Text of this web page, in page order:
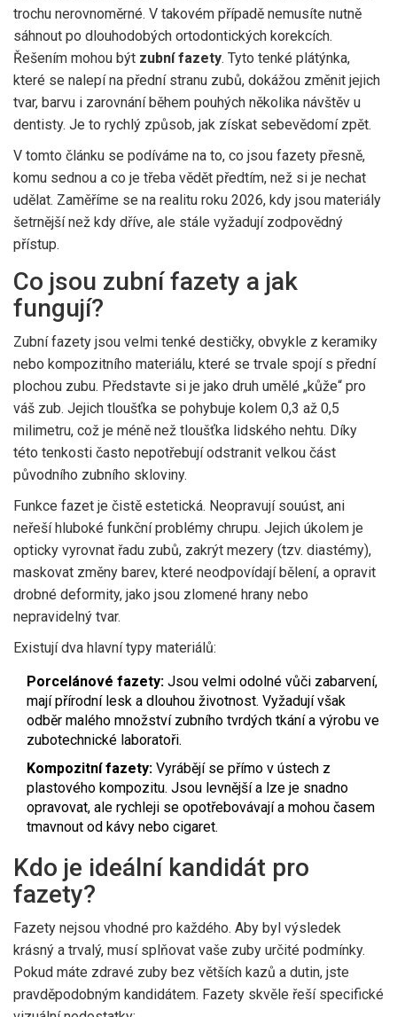
trochu nerovnoměrné. V takovém případě nemusíte nutně
sáhnout po dlouhodobých ortodontických korekcích.
Řešením mohou být zubní fazety. Tyto tenké plátýnka,
které se nalepí na přední stranu zubů, dokážou změnit jejich
tvar, barvu i zarovnání během pouhých několika návštěv u
dentisty. Je to rychlý způsob, jak získat sebevědomí zpět.
V tomto článku se podíváme na to, co jsou fazety přesně,
komu sednou a co je třeba vědět předtím, než si je nechat
udělat. Zaměříme se na realitu roku 2026, kdy jsou materiály
šetrnější než kdy dříve, ale stále vyžadují zodpovědný
přístup.
Co jsou zubní fazety a jak
fungují?
Zubní fazety jsou velmi tenké destičky, obvykle z keramiky
nebo kompozitního materiálu, které se trvale spojí s přední
plochou zubu. Představte si je jako druh umělé „kůže“ pro
váš zub. Jejich tloušťka se pohybuje kolem 0,3 až 0,5
milimetru, což je méně než tloušťka lidského nehtu. Díky
této tenkosti často nepotřebují odstranit velkou část
původního zubního skloviny.
Funkce fazet je čistě estetická. Neopravují souúst, ani
neřeší hluboké funkční problémy chrupu. Jejich úkolem je
opticky vyrovnat řadu zubů, zakrýt mezery (tzv. diastémy),
maskovat změny barev, které neodpovídají bělení, a opravit
drobné deformity, jako jsou zlomené hrany nebo
nepravidelný tvar.
Existují dva hlavní typy materiálů:
Porcelánové fazety: Jsou velmi odolné vůči zabarvení,
mají přírodní lesk a dlouhou životnost. Vyžadují však
odběr malého množství zubního tvrdých tkání a výrobu ve
zubotechnické laboratoři.
Kompozitní fazety: Vyrábějí se přímo v ústech z
plastového kompozitu. Jsou levnější a lze je snadno
opravovat, ale rychleji se opotřebovávají a mohou časem
tmavnout od kávy nebo cigaret.
Kdo je ideální kandidát pro
fazety?
Fazety nejsou vhodné pro každého. Aby byl výsledek
krásný a trvalý, musí splňovat vaše zuby určité podmínky.
Pokud máte zdravé zuby bez větších kazů a dutin, jste
pravděpodobným kandidátem. Fazety skvěle řeší specifické